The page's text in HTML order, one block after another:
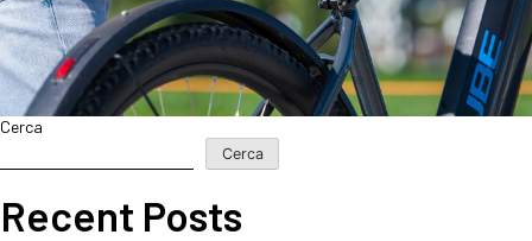
Cerca
Cerca
Recent Posts